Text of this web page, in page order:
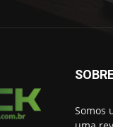
Somos